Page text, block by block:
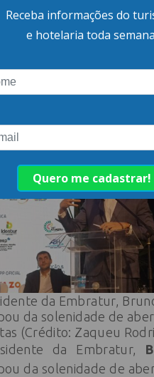
“Batemos todos os
de visitações
taxa de
terrestre e
do Iguaçu é o
do Brasil”,
que o destino
muito próspera.
da Embratur,
da solenidade de
(Crédito: Zaqueu
da Embratur,
da solenidade de